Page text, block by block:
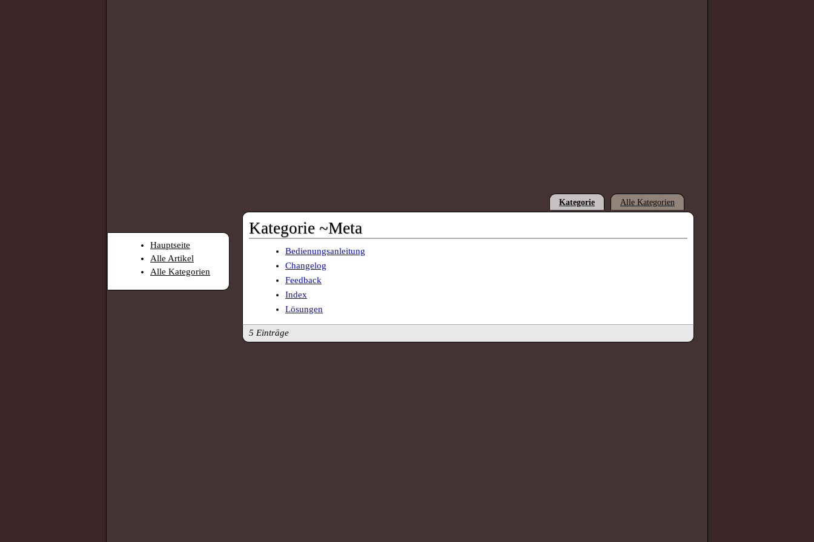
Hauptseite
Alle Artikel
Alle Kategorien
Kategorie Alle Kategorien
Kategorie ~Meta
Bedienungsanleitung
Changelog
Feedback
Index
Lösungen
5 Einträge